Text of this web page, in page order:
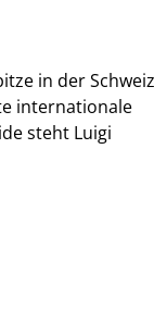
in der Schweiz
internationale
steht Luigi